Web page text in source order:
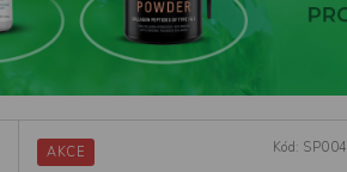
AKCE Kód: SP004